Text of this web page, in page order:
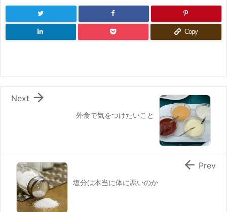
Copy
外食で気をつけたいこと

Next
塩分は本当に体に悪いのか
 Prev